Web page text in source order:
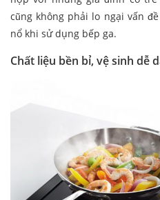
cũng không phải lo ngại vấn
nổ khi sử dụng bếp ga.
Chất liệu bền bỉ, vệ sinh dễ